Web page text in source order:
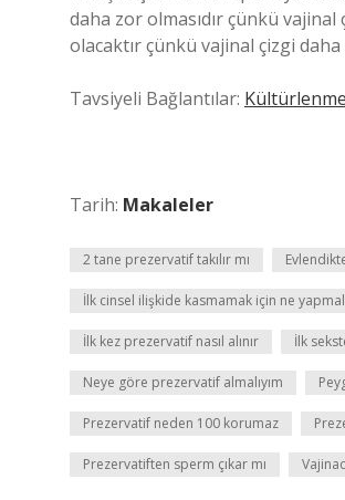
daha zor olmasıdır çünkü
olacaktır çünkü vajinal çizgi
Tavsiyeli Bağlantılar:
Tarih: Makaleler
2 tane prezervatif takılır mı
İlk cinsel ilişkide kasmamak için ne
İlk kez prezervatif nasıl alınır İlk
Neye göre prezervatif almalıyım
Prezervatif neden 100 korumaz
Prezervatiften sperm çıkar mı